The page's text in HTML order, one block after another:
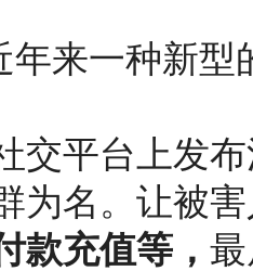
年来一种新
交平台上发
为名。让被
款充值等，